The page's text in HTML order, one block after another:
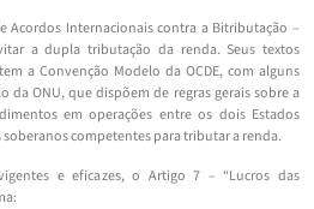
Acordos Internacionais contra a Bitributação –
a dupla tributação da renda. Seus textos
a Convenção Modelo da OCDE, com alguns
da ONU, que dispõem de regras gerais sobre a
em operações entre os dois Estados
competentes para tributar a renda.
e eficazes, o Artigo 7 – “Lucros das